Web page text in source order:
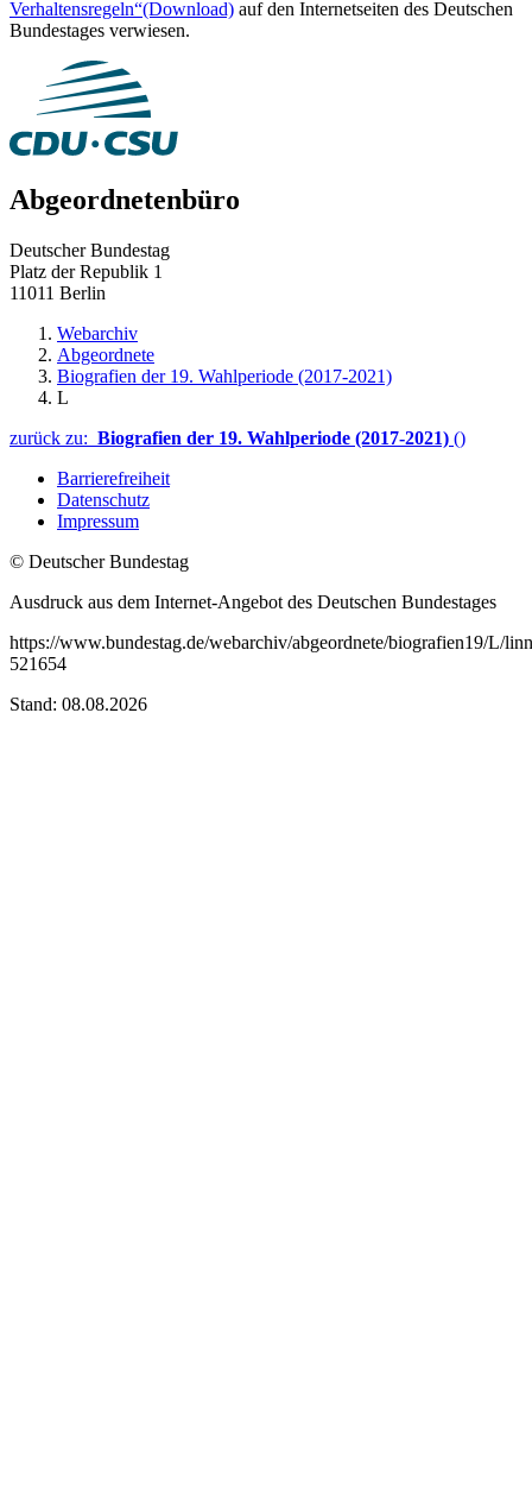
Verhaltensregeln“(Download) auf den Internetseiten des Deutschen
Bundestages verwiesen.
Abgeordnetenbüro
Deutscher Bundestag
Platz der Republik 1
11011 Berlin
Webarchiv
Abgeordnete
Biografien der 19. Wahlperiode (2017-2021)
L
zurück zu: Biografien der 19. Wahlperiode (2017-2021) ()
Barrierefreiheit
Datenschutz
Impressum
© Deutscher Bundestag
Ausdruck aus dem Internet-Angebot des Deutschen Bundestages
https://www.bundestag.de/webarchiv/abgeordnete/biografien19/L/
521654
Stand: 08.08.2026